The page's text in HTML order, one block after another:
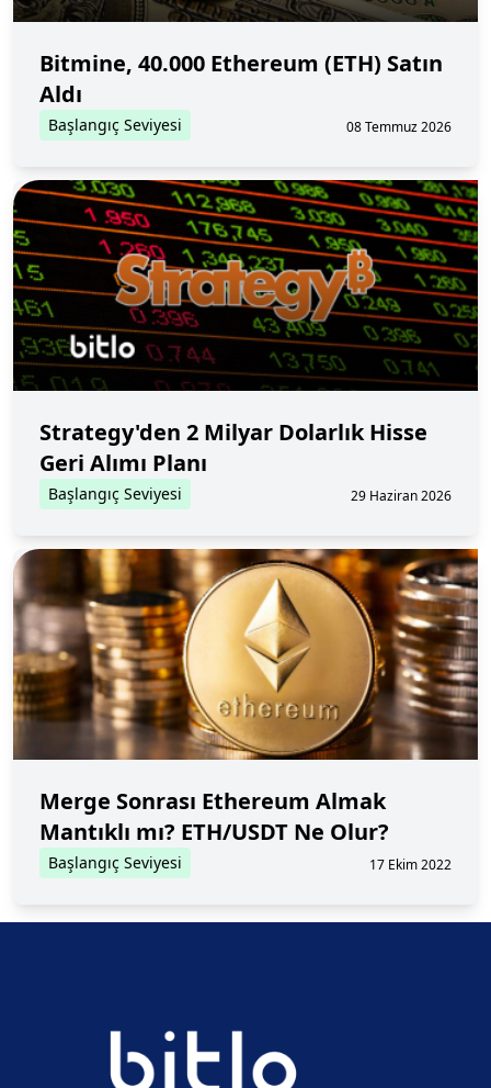
Bitmine, 40.000 Ethereum (ETH) Satın
Aldı
Başlangıç Seviyesi 08 Temmuz 2026
Strategy'den 2 Milyar Dolarlık Hisse
Geri Alımı Planı
Başlangıç Seviyesi 29 Haziran 2026
Merge Sonrası Ethereum Almak
Mantıklı mı? ETH/USDT Ne Olur?
Başlangıç Seviyesi 17 Ekim 2022